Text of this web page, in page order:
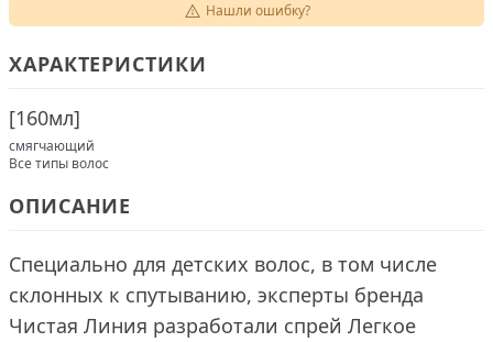
Нашли ошибку?
ХАРАКТЕРИСТИКИ
[160мл]
смягчающий
Все типы волос
ОПИСАНИЕ
Специально для детских волос, в том числе
склонных к спутыванию, эксперты бренда
Чистая Линия разработали спрей Легкое